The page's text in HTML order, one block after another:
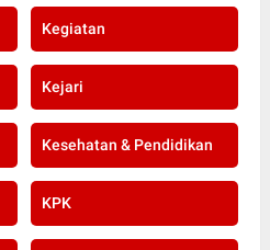
Kegiatan
Kejari
Kesehatan & Pendidikan
KPK